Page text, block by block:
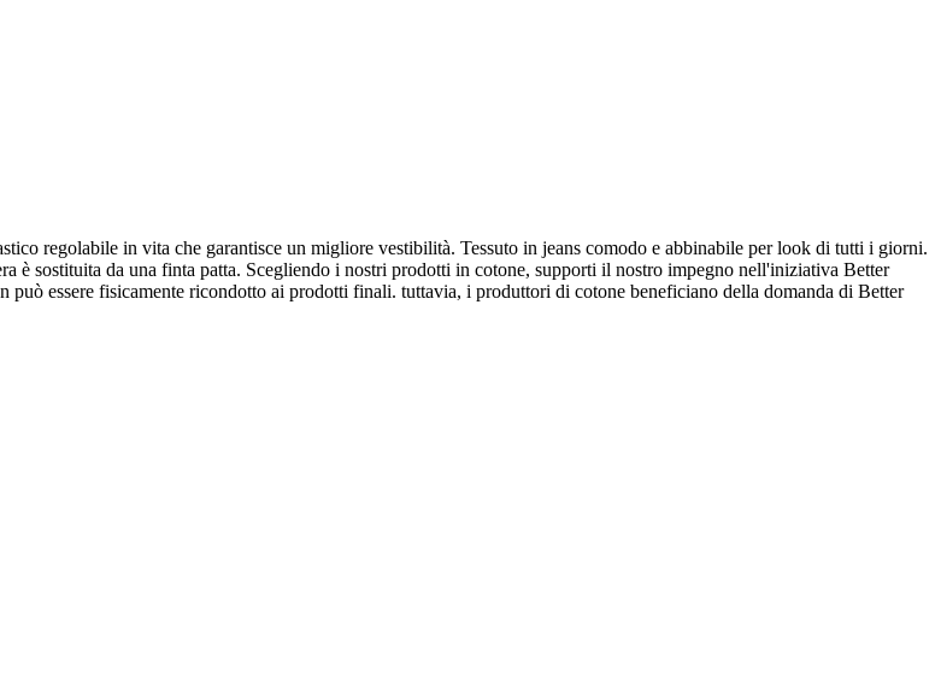
regolabile in vita che garantisce un migliore vestibilità. Tessuto in jeans comodo e abbinabile per look di tutti i giorni.
è sostituita da una finta patta. Scegliendo i nostri prodotti in cotone, supporti il nostro impegno nell'iniziativa Better
essere fisicamente ricondotto ai prodotti finali. tuttavia, i produttori di cotone beneficiano della domanda di Better